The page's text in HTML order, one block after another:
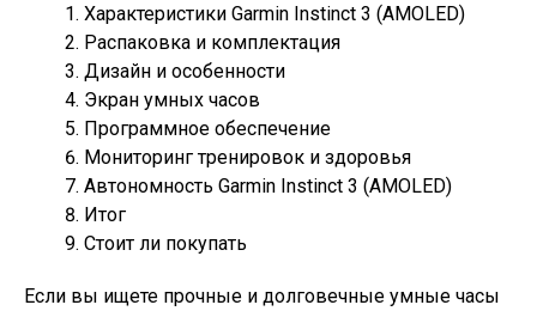
Характеристики Garmin Instinct 3 (AMOLED)
Распаковка и комплектация
Дизайн и особенности
Экран умных часов
Программное обеспечение
Мониторинг тренировок и здоровья
Автономность Garmin Instinct 3 (AMOLED)
Итог
Стоит ли покупать
Если вы ищете прочные и долговечные умные часы